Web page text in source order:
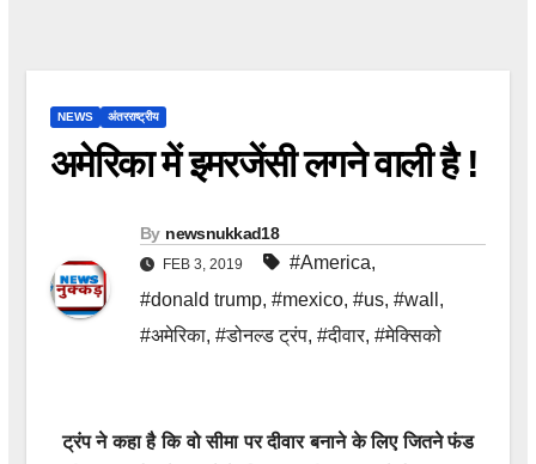
NEWS अंतरराष्ट्रीय
अमेरिका में इमरजेंसी लगने वाली है !
By newsnukkad18
FEB 3, 2019 #America,
#donald trump, #mexico, #us, #wall ,
#अमेरिका, #डोनल्ड ट्रंप, #दीवार, #मेक्सिको
ट्रंप ने कहा है कि वो सीमा पर दीवार बनाने के लिए जितने फंड